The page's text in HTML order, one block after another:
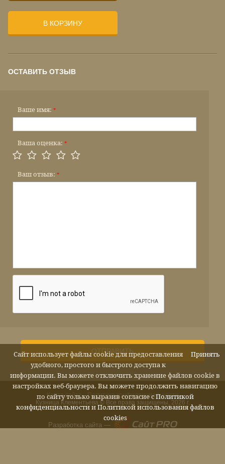
В КОРЗИНУ
ОСТАВИТЬ ОТЗЫВ
Ваше имя: *
Ваша оценка: *
Ваш отзыв: *
ОТПРАВИТЬ
Кузница Клементьева © Все права защищены, 2026 г.
Карта сайта Политика конфиденциальности
Разработка сайта —
Принять
Сайт использует файлы cookie для предоставления
удобного, простого и быстрого доступа к
информации. Вы можете отключить хранение файлов cookie в
настройках веб-браузера. Вы можете продолжить навигацию
по сайту только выразив согласие с Политикой
конфиденциальностии Политикой использования файлов
cookies